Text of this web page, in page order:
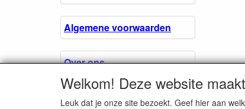
Algemene voorwaarden
Over ons.
Privacyverklaring
Welkom! Deze website
Leuk dat je onze site bezoekt. Geef hier aan